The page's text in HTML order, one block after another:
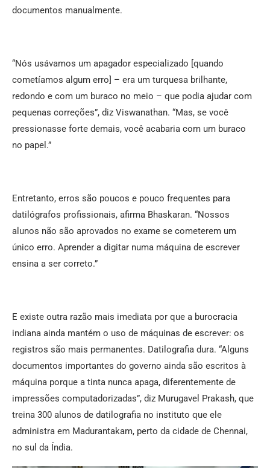
documentos manualmente.
“Nós usávamos um apagador especializado [quando
cometíamos algum erro] – era um turquesa brilhante,
redondo e com um buraco no meio – que podia ajudar com
pequenas correções”, diz Viswanathan. “Mas, se você
pressionasse forte demais, você acabaria com um buraco
no papel.”
Entretanto, erros são poucos e pouco frequentes para
datilógrafos profissionais, afirma Bhaskaran. “Nossos
alunos não são aprovados no exame se cometerem um
único erro. Aprender a digitar numa máquina de escrever
ensina a ser correto.”
E existe outra razão mais imediata por que a burocracia
indiana ainda mantém o uso de máquinas de escrever: os
registros são mais permanentes. Datilografia dura. “Alguns
documentos importantes do governo ainda são escritos à
máquina porque a tinta nunca apaga, diferentemente de
impressões computadorizadas”, diz Murugavel Prakash, que
treina 300 alunos de datilografia no instituto que ele
administra em Madurantakam, perto da cidade de Chennai,
no sul da Índia.